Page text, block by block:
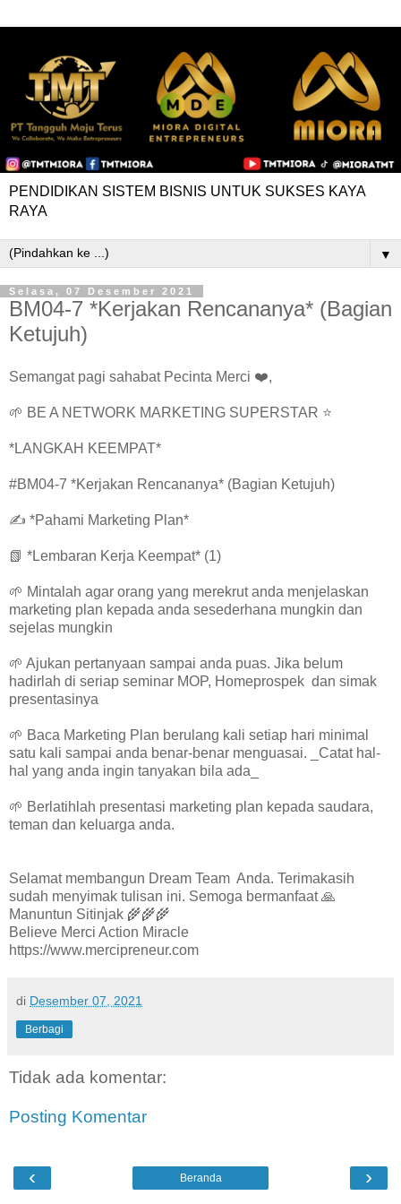
PENDIDIKAN SISTEM BISNIS UNTUK SUKSES KAYA
RAYA
▼
Selasa, 07 Desember 2021
BM04-7 *Kerjakan Rencananya* (Bagian
Ketujuh)
Semangat pagi sahabat Pecinta Merci ❤️,
🌱 BE A NETWORK MARKETING SUPERSTAR ⭐
*LANGKAH KEEMPAT*
#BM04-7 *Kerjakan Rencananya* (Bagian Ketujuh)
✍️ *Pahami Marketing Plan*
📗 *Lembaran Kerja Keempat* (1)
🌱 Mintalah agar orang yang merekrut anda menjelaskan
marketing plan kepada anda sesederhana mungkin dan
sejelas mungkin
🌱 Ajukan pertanyaan sampai anda puas. Jika belum
hadirlah di seriap seminar MOP, Homeprospek dan simak
presentasinya
🌱 Baca Marketing Plan berulang kali setiap hari minimal
satu kali sampai anda benar-benar menguasai. _Catat hal-
hal yang anda ingin tanyakan bila ada_
🌱 Berlatihlah presentasi marketing plan kepada saudara,
teman dan keluarga anda.
Selamat membangun Dream Team Anda. Terimakasih
sudah menyimak tulisan ini. Semoga bermanfaat 🙏
Manuntun Sitinjak 🌾🌾🌾
Believe Merci Action Miracle
https://www.mercipreneur.com
di Desember 07, 2021
Berbagi
Tidak ada komentar:
Posting Komentar
‹ ›
Beranda